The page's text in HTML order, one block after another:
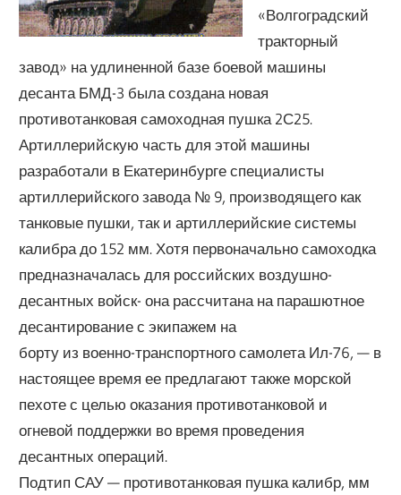
«Волгоградский
тракторный
завод» на удлиненной базе боевой машины
десанта БМД-3 была создана новая
противотанковая самоходная пушка 2С25.
Артиллерийскую часть для этой машины
разработали в Екатеринбурге специалисты
артиллерийского завода № 9, производящего как
танковые пушки, так и артиллерийские системы
калибра до 152 мм. Хотя первоначально самоходка
предназначалась для российских воздушно-
десантных войск- она рассчитана на парашютное
десантирование с экипажем на
борту из военно-транспортного самолета Ил-76, — в
настоящее время ее предлагают также морской
пехоте с целью оказания противотанковой и
огневой поддержки во время проведения
десантных операций.
Подтип САУ — противотанковая пушка калибр, мм